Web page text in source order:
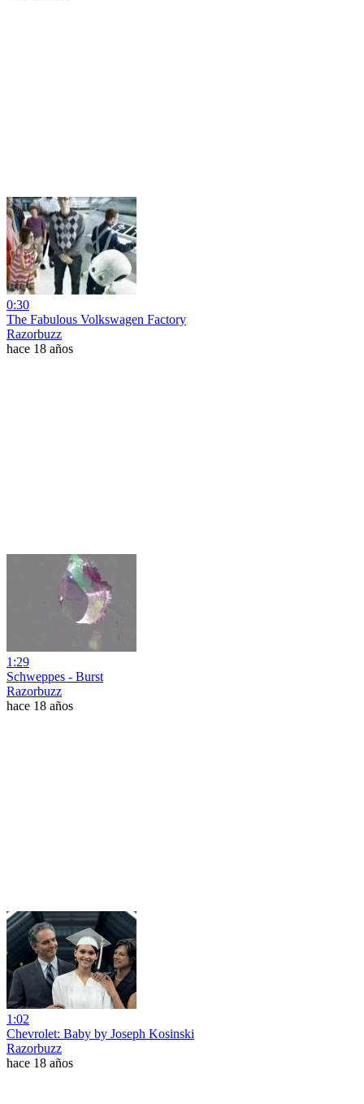
0:30
The Fabulous Volkswagen Factory
Razorbuzz
hace 18 años
1:29
Schweppes - Burst
Razorbuzz
hace 18 años
1:02
Chevrolet: Baby by Joseph Kosinski
Razorbuzz
hace 18 años